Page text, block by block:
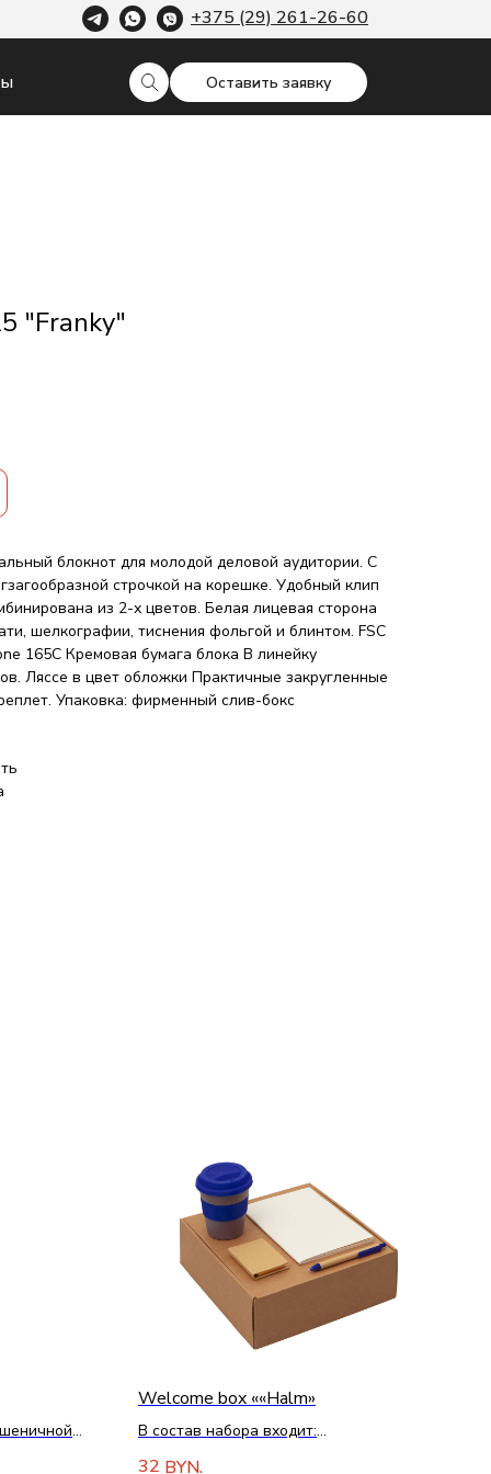
Оставить заявку
+375 (29) 261-26-60
"Franky"
блокнот для молодой деловой аудитории. С
строчкой на корешке. Удобный клип
из 2-х цветов. Белая лицевая сторона
шелкографии, тиснения фольгой и блинтом. FSC
165C Кремовая бумага блока В линейку
Ляссе в цвет обложки Практичные закругленные
Упаковка: фирменный слив-бокс
Welcome box ««Halm»
В состав набора входит:
32 BYN.